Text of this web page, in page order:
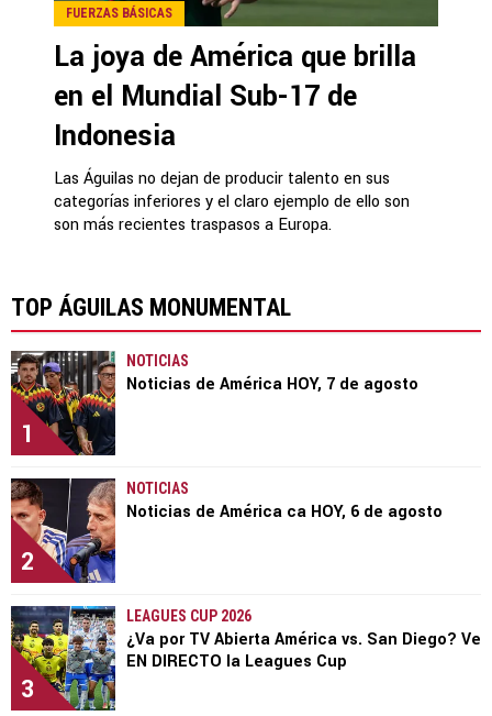
FUERZAS BÁSICAS
La joya de América que brilla
en el Mundial Sub-17 de
Indonesia
Las Águilas no dejan de producir talento en sus
categorías inferiores y el claro ejemplo de ello son
son más recientes traspasos a Europa.
TOP ÁGUILAS MONUMENTAL
1
NOTICIAS
Noticias de América HOY, 7 de agosto
2
NOTICIAS
Noticias de América ca HOY, 6 de agosto
3
LEAGUES CUP 2026
¿Va por TV Abierta América vs. San Diego? Ve
EN DIRECTO la Leagues Cup